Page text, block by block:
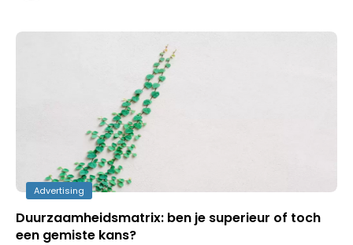
Advertising
Duurzaamheidsmatrix: ben je superieur of toch
een gemiste kans?